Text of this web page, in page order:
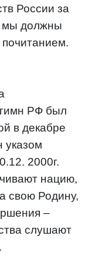
России за
мы должны
РФ был
в декабре
указом
2000г.
нацию,
свою Родину,
–
слушают